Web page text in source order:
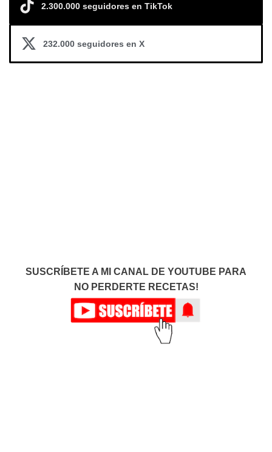
2.300.000 seguidores en TikTok
232.000 seguidores en X
SUSCRÍBETE A MI CANAL DE YOUTUBE PARA
NO PERDERTE RECETAS!